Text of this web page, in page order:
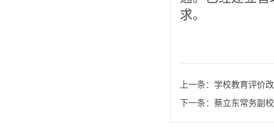
求。
上一条： 学校教育评价
下一条： 蔡立东常务副